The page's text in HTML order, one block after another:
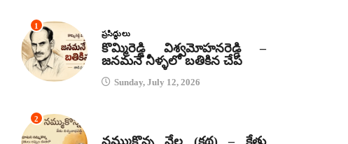
1
ప్రసిద్ధులు
కొమ్మిరెడ్డి విశ్వమోహనరెడ్డి –
జనమనే నీళ్ళలో బతికిన చేప
Sunday, July 12, 2026
2
నమ్ముకొన్న నేల (కథ) – కేతు